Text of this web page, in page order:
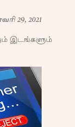
29, 2021
இடங்களும்